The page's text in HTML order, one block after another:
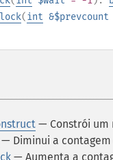
(int &$prevcount
— Constrói um
— Diminui a
— Aumenta a